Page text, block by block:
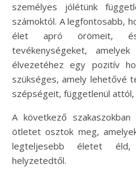
személyes jólétünk
számoktól. A legfontosabb,
élet apró örömeit,
tevékenységeket,
élvezetéhez egy pozitív
szükséges, amely lehetővé
szépségeit, függetlenül attól,
A következő
ötletet osztok meg,
legteljesebb életet
helyzetedtől.